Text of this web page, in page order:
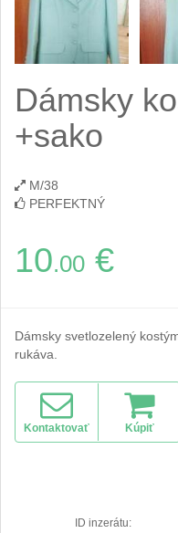
Dámsky
+sako
M/38
PERFEKTNÝ
10.00 €
Dámsky svetlozelený
rukáva.
Kontaktovať Kúpiť
ID inzerátu: